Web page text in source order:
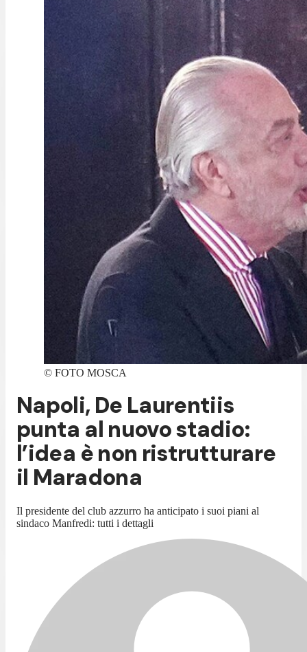
© FOTO MOSCA
Napoli, De Laurentiis
punta al nuovo stadio:
l’idea è non ristrutturare
il Maradona
Il presidente del club azzurro ha anticipato i suoi piani al
sindaco Manfredi: tutti i dettagli